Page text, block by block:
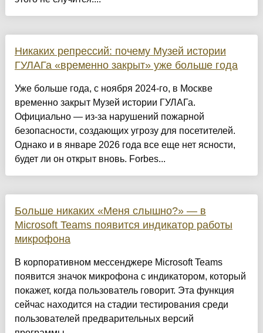
Никаких репрессий: почему Музей истории
ГУЛАГа «временно закрыт» уже больше года
Уже больше года, с ноября 2024-го, в Москве
временно закрыт Музей истории ГУЛАГа.
Официально — из-за нарушений пожарной
безопасности, создающих угрозу для посетителей.
Однако и в январе 2026 года все еще нет ясности,
будет ли он открыт вновь. Forbes...
Больше никаких «Меня слышно?» — в
Microsoft Teams появится индикатор работы
микрофона
В корпоративном мессенджере Microsoft Teams
появится значок микрофона с индикатором, который
покажет, когда пользователь говорит. Эта функция
сейчас находится на стадии тестирования среди
пользователей предварительных версий